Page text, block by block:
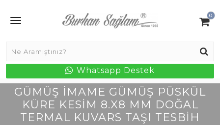
0
Whatsapp Destek
GÜMÜŞ İMAME GÜMÜŞ PÜSKÜL
KÜRE KESIM 8.X8 MM DOĞAL
TERMAL KUVARS TAŞI TESBIH